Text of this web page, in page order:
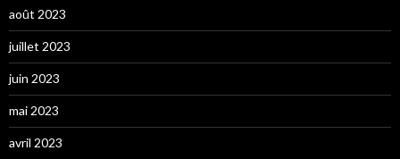
août 2023
juillet 2023
juin 2023
mai 2023
avril 2023